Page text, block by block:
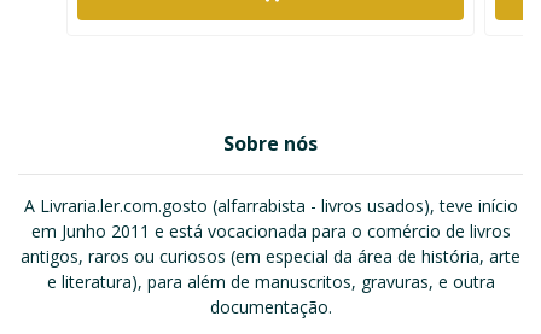
Sobre nós
A Livraria.ler.com.gosto (alfarrabista - livros usados), teve início
em Junho 2011 e está vocacionada para o comércio de livros
antigos, raros ou curiosos (em especial da área de história, arte
e literatura), para além de manuscritos, gravuras, e outra
documentação.